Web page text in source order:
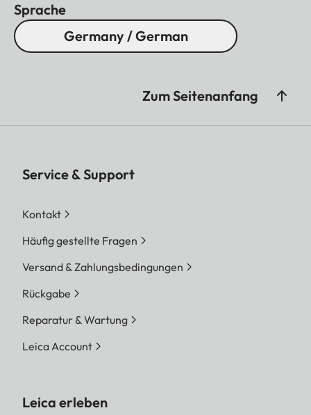
Sprache
Germany / German
Zum Seitenanfang
Service & Support
Kontakt
Häufig gestellte Fragen
Versand & Zahlungsbedingungen
Rückgabe
Reparatur & Wartung
Leica Account
Leica erleben